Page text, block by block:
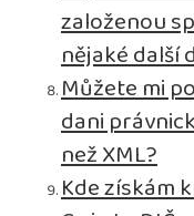
založenou
nějaké další
Můžete mi
dani
než XML?
Kde získám